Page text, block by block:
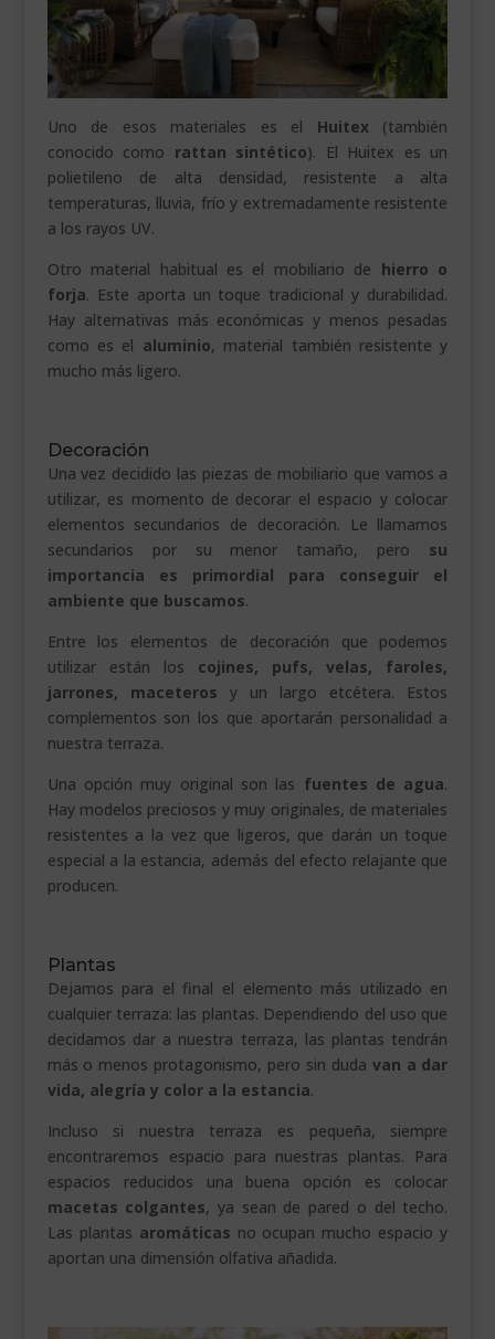
Uno de esos materiales es el Huitex(también
conocido como rattan sintético). El Huitex es un
polietileno de alta densidad, resistente a alta
temperaturas, lluvia, frío y extremadamente resistente
a los rayos UV.
Otro material habitual es el mobiliario de hierro o
forja. Este aporta un toque tradicional y durabilidad.
Hay alternativas más económicas y menos pesadas
como es el aluminio, material también resistente y
mucho más ligero.
Decoración
Una vez decidido las piezas de mobiliario que vamos a
utilizar, es momento de decorar el espacio y colocar
elementos secundarios de decoración. Le llamamos
secundarios por su menor tamaño, pero su
importancia es primordial para conseguir el
ambiente que buscamos.
Entre los elementos de decoración que podemos
utilizar están los cojines, pufs, velas, faroles,
jarrones, maceteros y un largo etcétera. Estos
complementos son los que aportarán personalidad a
nuestra terraza.
Una opción muy original son las fuentes de agua.
Hay modelos preciosos y muy originales, de materiales
resistentes a la vez que ligeros, que darán un toque
especial a la estancia, además del efecto relajante que
producen.
Plantas
Dejamos para el final el elemento más utilizado en
cualquier terraza: las plantas. Dependiendo del uso que
decidamos dar a nuestra terraza, las plantas tendrán
más o menos protagonismo, pero sin duda van a dar
vida, alegría y color a la estancia.
Incluso si nuestra terraza es pequeña, siempre
encontraremos espacio para nuestras plantas. Para
espacios reducidos una buena opción es colocar
macetas colgantes, ya sean de pared o del techo.
Las plantas aromáticas no ocupan mucho espacio y
aportan una dimensión olfativa añadida.